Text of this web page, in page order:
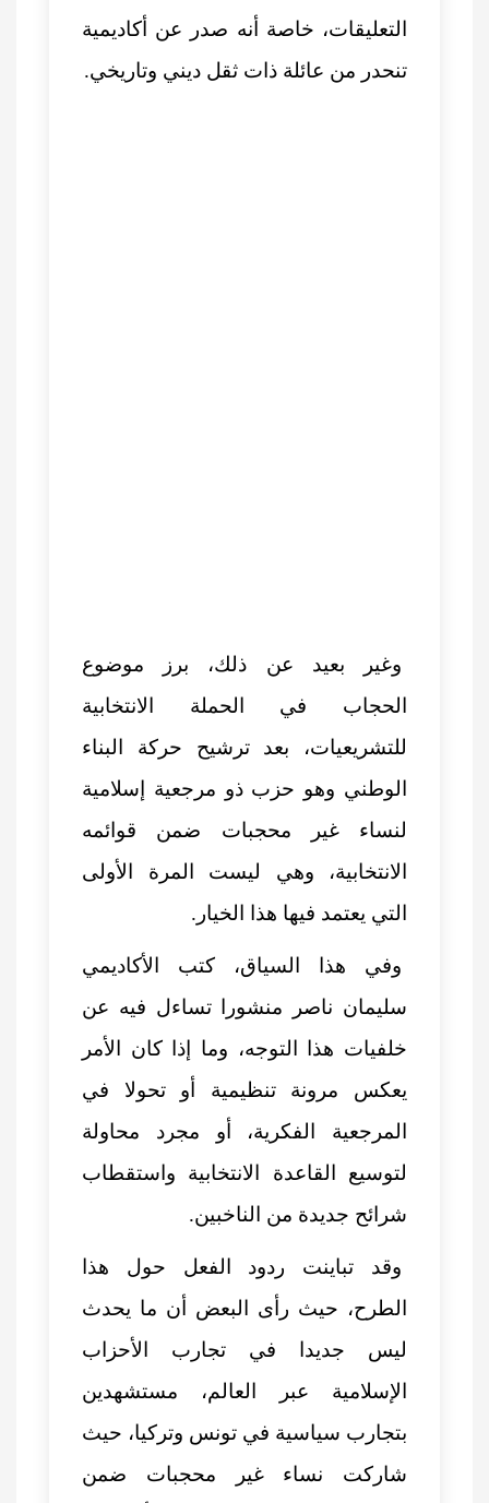
التعليقات، خاصة أنه صدر عن أكاديمية
تنحدر من عائلة ذات ثقل ديني وتاريخي.
وغير بعيد عن ذلك، برز موضوع
الحجاب في الحملة الانتخابية
للتشريعيات، بعد ترشيح حركة البناء
الوطني وهو حزب ذو مرجعية إسلامية
لنساء غير محجبات ضمن قوائمه
الانتخابية، وهي ليست المرة الأولى
التي يعتمد فيها هذا الخيار.
وفي هذا السياق، كتب الأكاديمي
سليمان ناصر منشورا تساءل فيه عن
خلفيات هذا التوجه، وما إذا كان الأمر
يعكس مرونة تنظيمية أو تحولا في
المرجعية الفكرية، أو مجرد محاولة
لتوسيع القاعدة الانتخابية واستقطاب
شرائح جديدة من الناخبين.
وقد تباينت ردود الفعل حول هذا
الطرح، حيث رأى البعض أن ما يحدث
ليس جديدا في تجارب الأحزاب
الإسلامية عبر العالم، مستشهدين
بتجارب سياسية في تونس وتركيا، حيث
شاركت نساء غير محجبات ضمن